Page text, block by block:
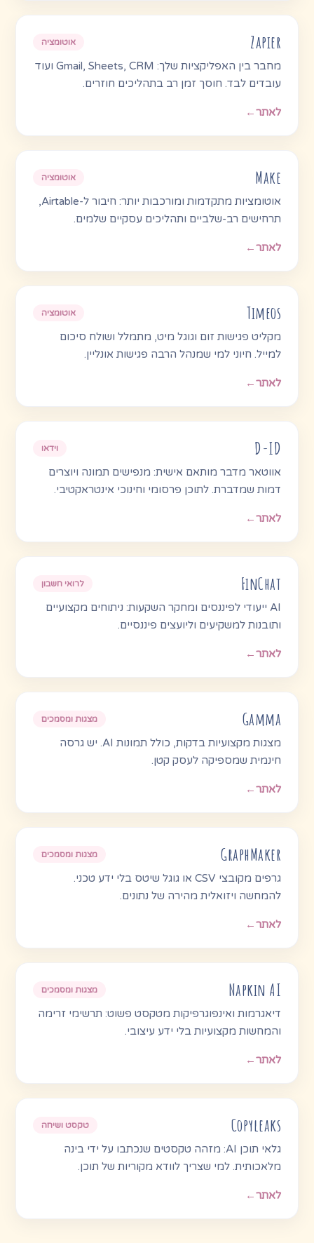
Zapier אוטומציה
מחבר בין האפליקציות שלך: Gmail, Sheets, CRM ועוד
עובדים לבד. חוסך זמן רב בתהליכים חוזרים.
לאתר←
Make אוטומציה
אוטומציות מתקדמות ומורכבות יותר: חיבור ל-Airtable,
תרחישים רב-שלביים ותהליכים עסקיים שלמים.
לאתר←
Timeos אוטומציה
מקליט פגישות זום וגוגל מיט, מתמלל ושולח סיכום
למייל. חיוני למי שמנהל הרבה פגישות אונליין.
לאתר←
D-ID וידאו
אווטאר מדבר מותאם אישית: מנפישים תמונה ויוצרים
דמות שמדברת. לתוכן פרסומי וחינוכי אינטראקטיבי.
לאתר←
FinChat לרואי חשבון
AI ייעודי לפיננסים ומחקר השקעות: ניתוחים מקצועיים
ותובנות למשקיעים וליועצים פיננסיים.
לאתר←
Gamma מצגות ומסמכים
מצגות מקצועיות בדקות, כולל תמונות AI. יש גרסה
חינמית שמספיקה לעסק קטן.
לאתר←
GraphMaker מצגות ומסמכים
גרפים מקובצי CSV או גוגל שיטס בלי ידע טכני.
להמחשה ויזואלית מהירה של נתונים.
לאתר←
Napkin AI מצגות ומסמכים
דיאגרמות ואינפוגרפיקות מטקסט פשוט: תרשימי זרימה
והמחשות מקצועיות בלי ידע עיצובי.
לאתר←
Copyleaks טקסט ושיחה
גלאי תוכן AI: מזהה טקסטים שנכתבו על ידי בינה
מלאכותית. למי שצריך לוודא מקוריות של תוכן.
לאתר←